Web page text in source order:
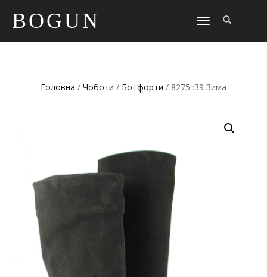
BOGUN
TOGGLE
Головна / Чоботи / Ботфорти / 8275 :39 Зима